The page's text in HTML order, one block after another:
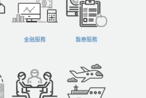
金融服務 醫療服務